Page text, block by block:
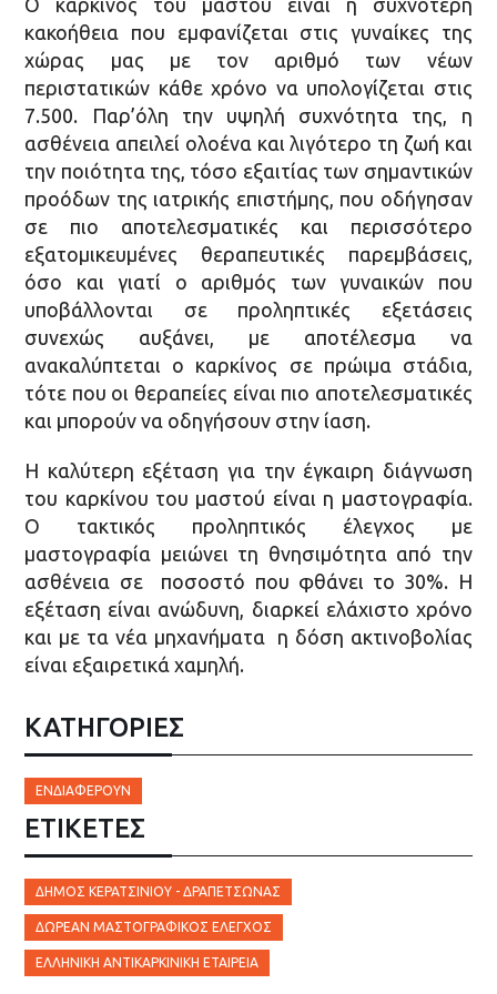
κακοήθεια που εμφανίζεται στις γυναίκες της
χώρας μας με τον αριθμό των νέων
περιστατικών κάθε χρόνο να υπολογίζεται στις
7.500. Παρ’όλη την υψηλή συχνότητα της, η
ασθένεια απειλεί ολοένα και λιγότερο τη ζωή και
την ποιότητα της, τόσο εξαιτίας των σημαντικών
προόδων της ιατρικής επιστήμης, που οδήγησαν
σε πιο αποτελεσματικές και περισσότερο
εξατομικευμένες θεραπευτικές παρεμβάσεις,
όσο και γιατί ο αριθμός των γυναικών που
υποβάλλονται σε προληπτικές εξετάσεις
συνεχώς αυξάνει, με αποτέλεσμα να
ανακαλύπτεται ο καρκίνος σε πρώιμα στάδια,
τότε που οι θεραπείες είναι πιο αποτελεσματικές
και μπορούν να οδηγήσουν στην ίαση.
Η καλύτερη εξέταση για την έγκαιρη διάγνωση
του καρκίνου του μαστού είναι η μαστογραφία.
Ο τακτικός προληπτικός έλεγχος με
μαστογραφία μειώνει τη θνησιμότητα από την
ασθένεια σε ποσοστό που φθάνει το 30%. Η
εξέταση είναι ανώδυνη, διαρκεί ελάχιστο χρόνο
και με τα νέα μηχανήματα η δόση ακτινοβολίας
είναι εξαιρετικά χαμηλή.
ΚΑΤΗΓΟΡΙΕΣ
ΕΝΔΙΑΦΈΡΟΥΝ
ΕΤΙΚΈΤΕΣ
ΔΉΜΟΣ ΚΕΡΑΤΣΙΝΊΟΥ - ΔΡΑΠΕΤΣΏΝΑΣ
ΔΩΡΕΆΝ ΜΑΣΤΟΓΡΑΦΙΚΌΣ ΈΛΕΓΧΟΣ
ΕΛΛΗΝΙΚΉ ΑΝΤΙΚΑΡΚΙΝΙΚΉ ΕΤΑΙΡΕΊΑ